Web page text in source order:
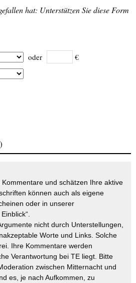
hat: Unterstützen Sie diese Form
oder €
und schätzen Ihre aktive
können auch als eigene
oder in unserer
nicht durch Unterstellungen,
Worte und Links. Solche
Ihre Kommentare werden
Verantwortung bei TE liegt. Bitte
zwischen Mitternacht und
es, je nach Aufkommen, zu